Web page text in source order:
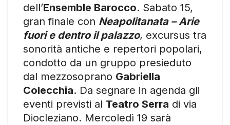
dell’Ensemble Barocco. Sabato 15,
gran finale con Neapolitanata – Arie
fuori e dentro il palazzo, excursus tra
sonorità antiche e repertori popolari,
condotto da un gruppo presieduto
dal mezzosoprano Gabriella
Colecchia. Da segnare in agenda gli
eventi previsti al Teatro Serra di via
Diocleziano. Mercoledì 19 sarà